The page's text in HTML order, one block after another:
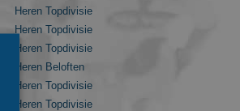
Heren Topdivisie
Heren Topdivisie
Heren Topdivisie
Heren Beloften
Heren Topdivisie
Heren Topdivisie